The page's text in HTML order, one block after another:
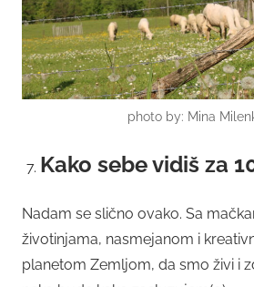
photo by: Mina
Kako sebe vidiš za
Nadam se slično ovako. Sa
životinjama, nasmejanom i
planetom Zemljom, da smo živi i